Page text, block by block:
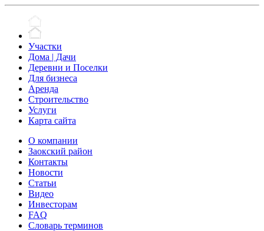
Участки
Дома | Дачи
Деревни и Поселки
Для бизнеса
Аренда
Строительство
Услуги
Карта сайта
О компании
Заокский район
Контакты
Новости
Статьи
Видео
Инвесторам
FAQ
Словарь терминов